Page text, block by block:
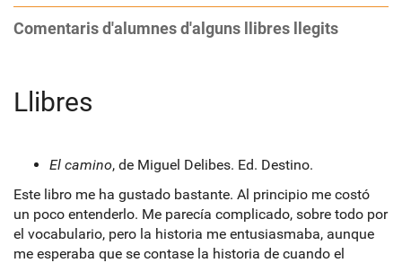
Comentaris d'alumnes d'alguns llibres llegits
Llibres
El camino, de Miguel Delibes. Ed. Destino.
Este libro me ha gustado bastante. Al principio me costó
un poco entenderlo. Me parecía complicado, sobre todo por
el vocabulario, pero la historia me entusiasmaba, aunque
me esperaba que se contase la historia de cuando el